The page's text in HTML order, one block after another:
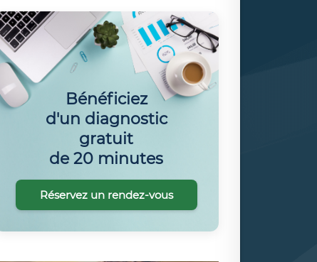
Bénéficiez
d'un diagnostic
gratuit
de 20 minutes
Réservez un rendez-vous